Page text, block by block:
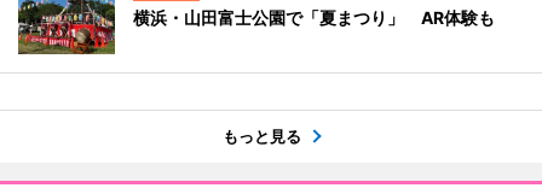
横浜・山田富士公園で「夏まつり」 AR体験も
もっと見る